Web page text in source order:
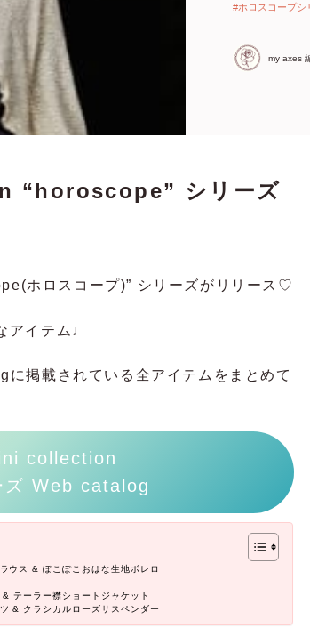
#ホロスコープシ
my axes
シリーズ
ホロスコープ)” シリーズがリリース♡
アイテム♩
掲載されている全アイテムをまとめて
collection
ズ Web catalog
ウス & ぽこぽこおはな生地ボレロ
テーラー襟ショートジャケット
& クラシカルローズサスペンダー